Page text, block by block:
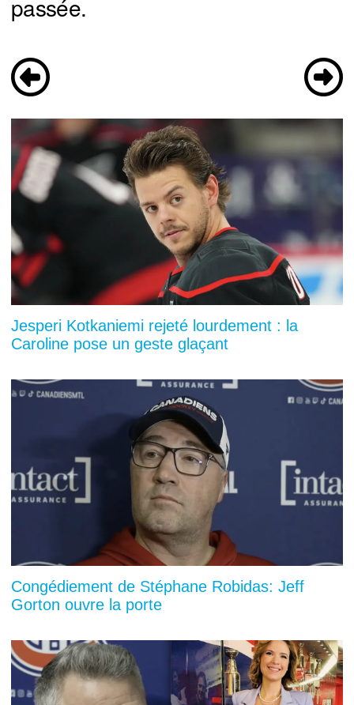
passée.
Jesperi Kotkaniemi rejeté lourdement : la
Caroline pose un geste glaçant
Congédiement de Stéphane Robidas: Jeff
Gorton ouvre la porte